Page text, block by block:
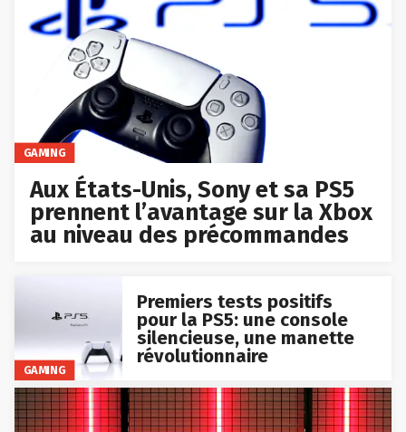
GAMING
Aux États-Unis, Sony et sa PS5
prennent l’avantage sur la Xbox
au niveau des précommandes
GAMING
Premiers tests positifs
pour la PS5: une console
silencieuse, une manette
révolutionnaire